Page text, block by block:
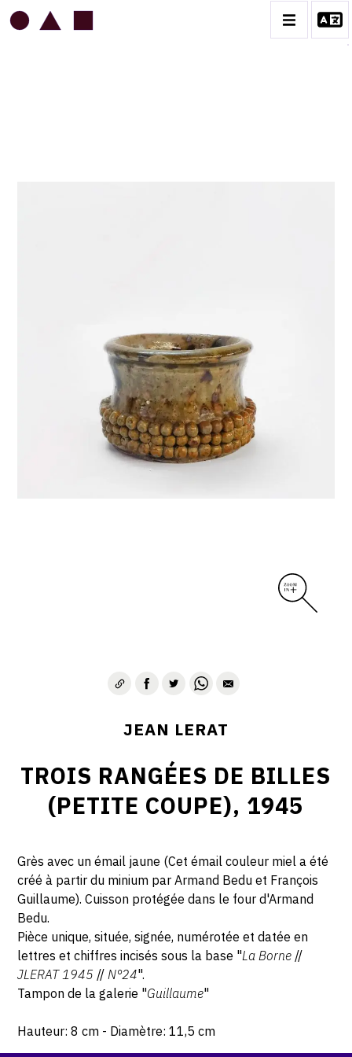
COUPES ET PLATS
DIVERS
PERSONNAGES
PIÈCES A MAIN ET CENDRIERS
PLANTES
SCÈNES DE LA VIE
SCULPTURE ABSTRAITE
JEAN LERAT
TROIS RANGÉES DE BILLES
(PETITE COUPE), 1945
Grès avec un émail jaune (Cet émail couleur miel a été
créé à partir du minium par Armand Bedu et François
Guillaume). Cuisson protégée dans le four d'Armand
Bedu.
Pièce unique, située, signée, numérotée et datée en
lettres et chiffres incisés sous la base "La Borne //
JLERAT 1945 // N°24".
Tampon de la galerie "Guillaume"
Hauteur: 8 cm - Diamètre: 11,5 cm